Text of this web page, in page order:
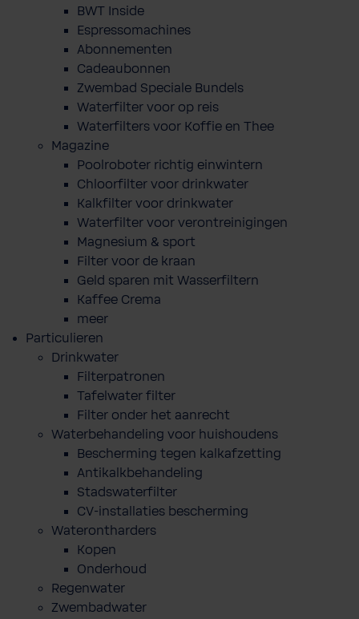
BWT Inside
Espressomachines
Abonnementen
Cadeaubonnen
Zwembad Speciale Bundels
Waterfilter voor op reis
Waterfilters voor Koffie en Thee
Magazine
Poolroboter richtig einwintern
Chloorfilter voor drinkwater
Kalkfilter voor drinkwater
Waterfilter voor verontreinigingen
Magnesium & sport
Filter voor de kraan
Geld sparen mit Wasserfiltern
Kaffee Crema
meer
Particulieren
Drinkwater
Filterpatronen
Tafelwater filter
Filter onder het aanrecht
Waterbehandeling voor huishoudens
Bescherming tegen kalkafzetting
Antikalkbehandeling
Stadswaterfilter
CV-installaties bescherming
Waterontharders
Kopen
Onderhoud
Regenwater
Zwembadwater